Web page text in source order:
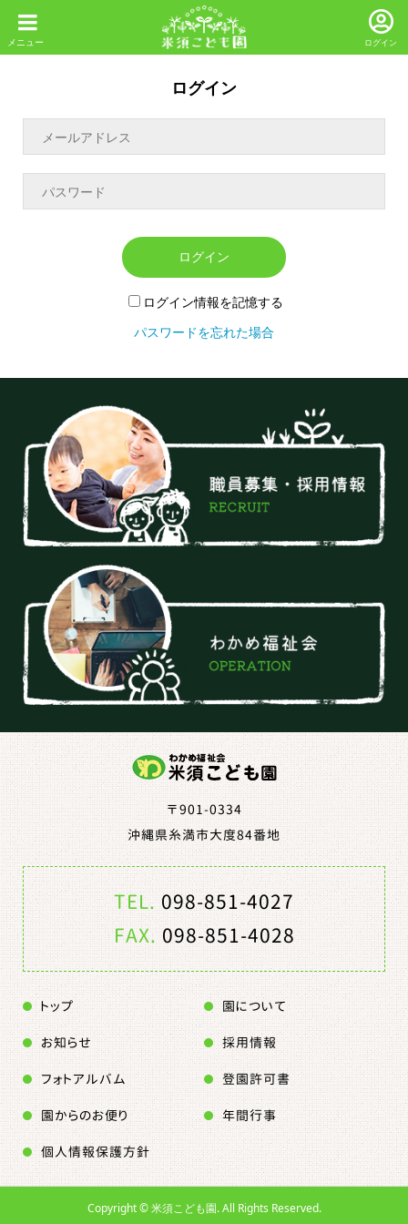
ログイン
ログイン
ログイン
ログイン情報を記憶する
パスワードを忘れた場合
〒901-0334
沖縄県糸満市大度84番地
TEL.098-851-4027
FAX.098-851-4028
トップ 園について
園からのお便り
お知らせ 採用情報
年間行事
フォトアルバム 登園許可書
個人情報保護方針
Copyright ©米須こども園. All Rights Reserved.